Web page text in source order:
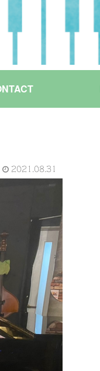
2021.08.31